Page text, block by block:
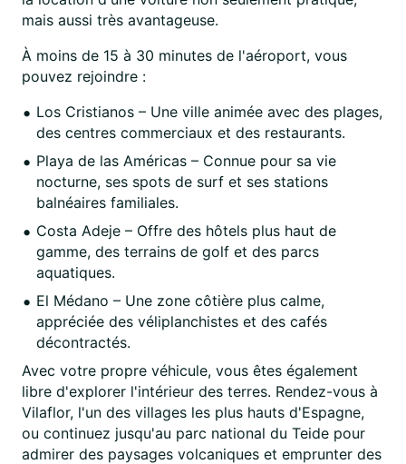
mais aussi très avantageuse.
À moins de 15 à 30 minutes de l'aéroport, vous
pouvez rejoindre :
Los Cristianos – Une ville animée avec des plages,
des centres commerciaux et des restaurants.
Playa de las Américas – Connue pour sa vie
nocturne, ses spots de surf et ses stations
balnéaires familiales.
Costa Adeje – Offre des hôtels plus haut de
gamme, des terrains de golf et des parcs
aquatiques.
El Médano – Une zone côtière plus calme,
appréciée des véliplanchistes et des cafés
décontractés.
Avec votre propre véhicule, vous êtes également
libre d'explorer l'intérieur des terres. Rendez-vous à
Vilaflor, l'un des villages les plus hauts d'Espagne,
ou continuez jusqu'au parc national du Teide pour
admirer des paysages volcaniques et emprunter des